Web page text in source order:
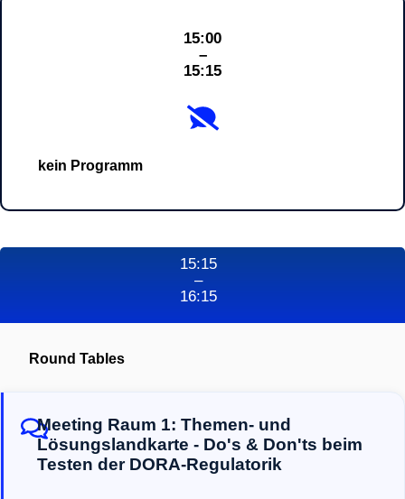
15:00
–
15:15
kein Programm
15:15
–
16:15
Round Tables
Meeting Raum 1: Themen- und
Lösungslandkarte - Do's & Don'ts beim
Testen der DORA-Regulatorik